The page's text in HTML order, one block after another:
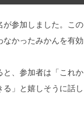
参加しました。この
かったみかんを有効
と、参加者は「これか
」と嬉しそうに話し